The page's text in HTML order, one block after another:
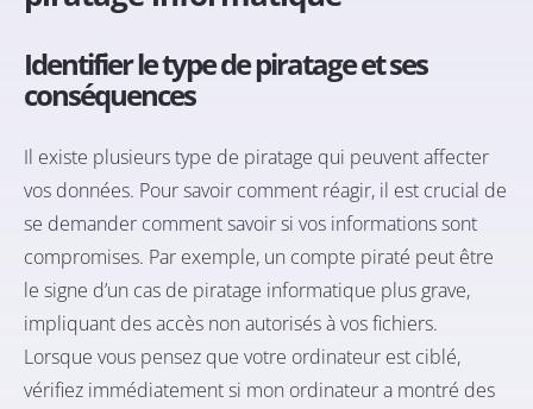
Identifier le type de piratage et ses
conséquences
Il existe plusieurs type de piratage qui peuvent affecter
vos données. Pour savoir comment réagir, il est crucial de
se demander comment savoir si vos informations sont
compromises. Par exemple, un compte piraté peut être
le signe d’un cas de piratage informatique plus grave,
impliquant des accès non autorisés à vos fichiers.
Lorsque vous pensez que votre ordinateur est ciblé,
vérifiez immédiatement si mon ordinateur a montré des